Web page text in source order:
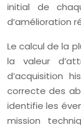
initial de
d’amélioration
Le calcul de la
la valeur
d’acquisition
correcte des
identifie les
mission